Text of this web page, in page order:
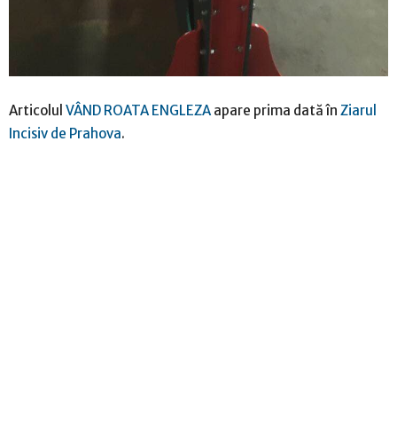
Articolul VÂND ROATA ENGLEZA apare prima dată în Ziarul
Incisiv de Prahova.